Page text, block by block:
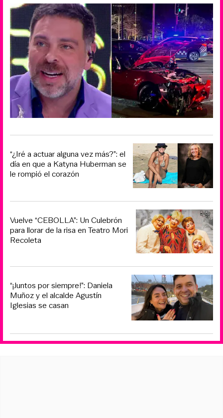
“¿Iré a actuar alguna vez más?”: el
día en que a Katyna Huberman se
le rompió el corazón
Vuelve “CEBOLLA”: Un Culebrón
para llorar de la risa en Teatro Mori
Recoleta
“¡Juntos por siempre!”: Daniela
Muñoz y el alcalde Agustín
Iglesias se casan